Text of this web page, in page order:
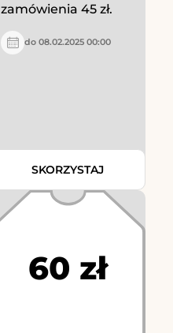
zamówienia 45 zł.
do 08.02.2025 00:00
SKORZYSTAJ
60 zł